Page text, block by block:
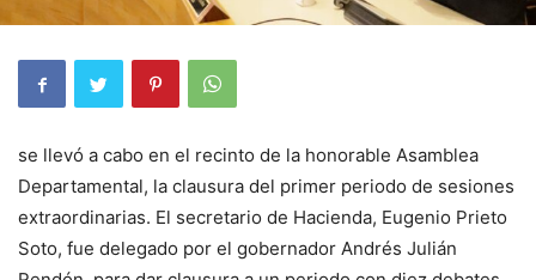
se llevó a cabo en el recinto de la honorable Asamblea
Departamental, la clausura del primer periodo de sesiones
extraordinarias. El secretario de Hacienda, Eugenio Prieto
Soto, fue delegado por el gobernador Andrés Julián